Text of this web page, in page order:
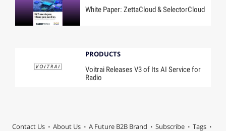
White Paper: ZettaCloud & SelectorCloud
PRODUCTS
Voitrai Releases V3 of Its AI Service for
Radio
Contact Us About Us A Future B2B Brand Subscribe Tags